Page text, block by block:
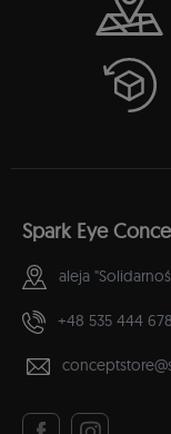
Spark Eye
aleja
+48 535 444 678